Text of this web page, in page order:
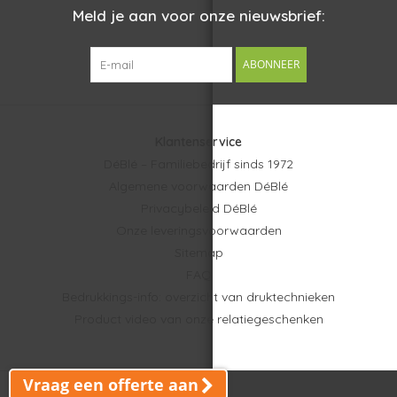
dagelijks gebruik onderweg, op kantoor en tijdens reizen.
duurzame materialen en premium audiokwaliteit ontstaat een
relatiegeschenk dat innovatief, praktisch en professioneel
Snelle levering en topservice van DéBlé
Bij DéBlé ondersteunen we organisaties bij het realiseren van
gratis verzending
accessoires?
Vraag een offerte aan
Meld je aan voor onze nieuwsbrief:
ABONNEER
Klantenservice
DéBlé – Familiebedrijf sinds 1972
Algemene voorwaarden DéBlé
Privacybeleid DéBlé
Onze leveringsvoorwaarden
Sitemap
Bedrukkings-info: overzicht van druktechnieken
Product video van onze relatiegeschenken
© Copyright 2026 DéBlé -